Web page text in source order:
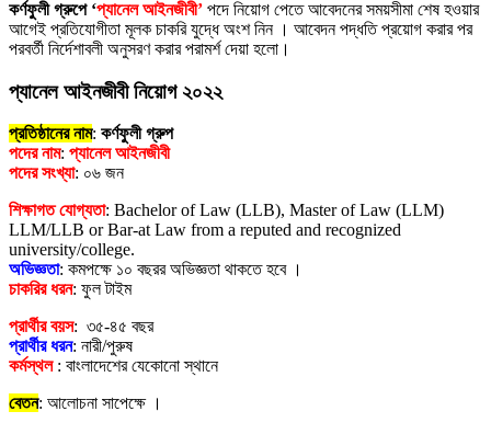
কর্ণফুলী গ্রুপে ‘প্যানেল আইনজীবী’ পদে নিয়োগ পেতে আবেদনের সময়সীমা শেষ হওয়ার
আগেই প্রতিযোগীতা মূলক চাকরি যুদ্ধে অংশ নিন । আবেদন পদ্ধতি প্রয়োগ করার পর
পরবর্তী নির্দেশাবলী অনুসরণ করার পরামর্শ দেয়া হলো।
প্যানেল আইনজীবী নিয়োগ ২০২২
প্রতিষ্ঠানের নাম: কর্ণফুলী গ্রুপ
পদের নাম: প্যানেল আইনজীবী
পদের সংখ্যা: ০৬ জন
শিক্ষাগত যোগ্যতা: Bachelor of Law (LLB), Master of Law (LLM)
LLM/LLB or Bar-at Law from a reputed and recognized
university/college.
অভিজ্ঞতা: কমপক্ষে ১০ বছরর অভিজ্ঞতা থাকতে হবে ।
চাকরির ধরন: ফুল টাইম
প্রার্থীর বয়স: ৩৫-৪৫ বছর
প্রার্থীর ধরন: নারী/পুরুষ
কর্মস্থল : বাংলাদেশের যেকোনো স্থানে
বেতন: আলোচনা সাপেক্ষে ।